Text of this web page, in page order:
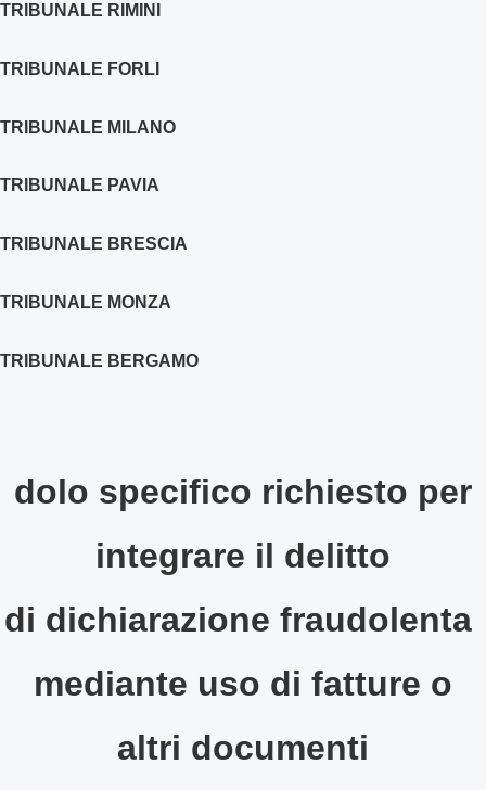
TRIBUNALE RIMINI
TRIBUNALE FORLI
TRIBUNALE MILANO
TRIBUNALE PAVIA
TRIBUNALE BRESCIA
TRIBUNALE MONZA
TRIBUNALE BERGAMO
dolo specifico richiesto per
integrare il delitto
di dichiarazione fraudolenta
mediante uso di fatture o
altri documenti